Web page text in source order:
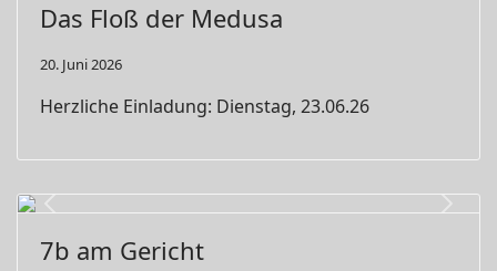
Das Floß der Medusa
20. Juni 2026
Herzliche Einladung: Dienstag, 23.06.26
Previous Next
7b am Gericht